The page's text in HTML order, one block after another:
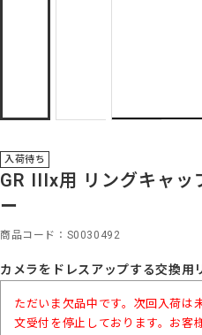
入荷待ち
GR IIIx用 リングキャッ
ー
商品コード S0030492
カメラをドレスアップする交換用
ただいま欠品中です。次回入荷は
文受付を停止しております。お客